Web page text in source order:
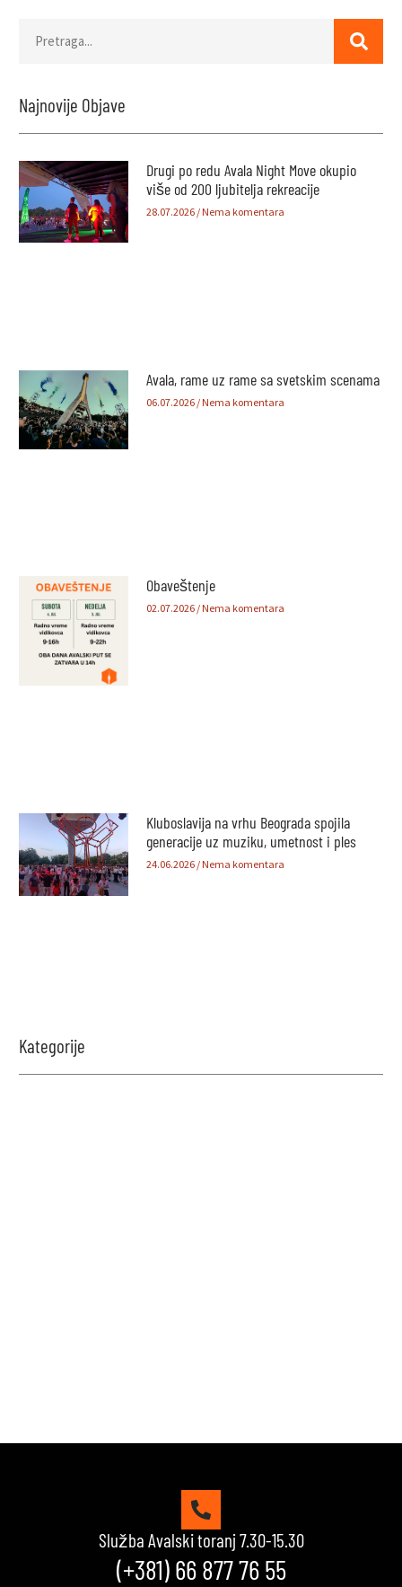
Najnovije Objave
Drugi po redu Avala Night Move okupio
više od 200 ljubitelja rekreacije
28.07.2026 Nema komentara
Avala, rame uz rame sa svetskim scenama
06.07.2026 Nema komentara
Obaveštenje
02.07.2026 Nema komentara
Kluboslavija na vrhu Beograda spojila
generacije uz muziku, umetnost i ples
24.06.2026 Nema komentara
Kategorije
Služba Avalski toranj 7.30-15.30
(+381) 66 877 76 55